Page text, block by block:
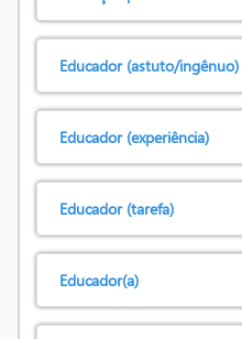
Educador (astuto/ingênuo)
Educador (experiência)
Educador (tarefa)
Educador(a)